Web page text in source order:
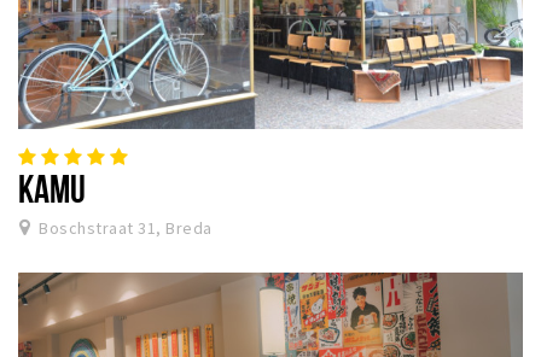
KAMU
Boschstraat 31, Breda